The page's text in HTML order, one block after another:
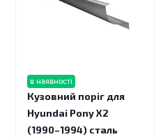
в наявності
Кузовний поріг для
Hyundai Pony X2
(1990–1994) сталь